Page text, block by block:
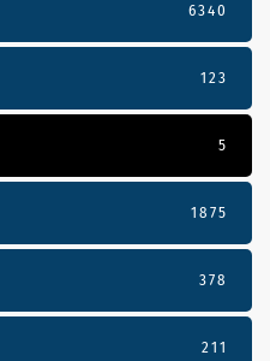
6340
123
5
1875
378
211